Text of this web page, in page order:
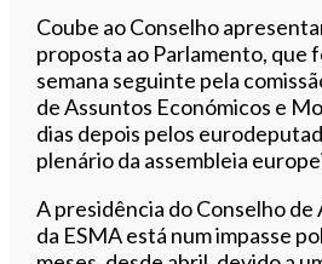
Coube ao Conselho
proposta ao Parlamento, que
semana seguinte pela
de Assuntos Económicos e
dias depois pelos
plenário da assembleia
A presidência do Conselho
da ESMA está num impasse